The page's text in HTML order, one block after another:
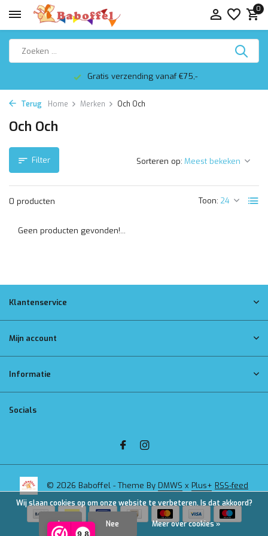
9,8
0
Gratis verzending vanaf €75,-
Terug Home Merken Och Och
Och Och
Filter
0 producten Toon:
Sorteren op:
Geen producten gevonden!...
Klantenservice
Mijn account
Informatie
Socials
© 2026 Baboffel - Theme By DMWS x Plus+ RSS-feed
Wij slaan cookies op om onze website te verbeteren. Is dat akkoord?
Ja Nee Meer over cookies »